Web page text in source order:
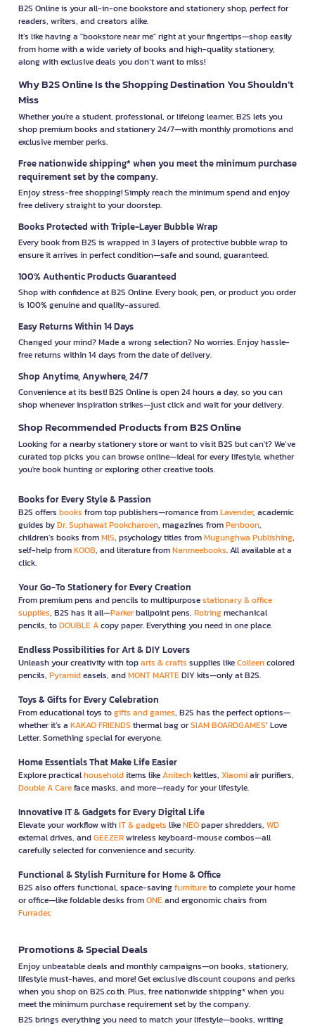
B2S Online is your all-in-one bookstore and stationery shop, perfect for
readers, writers, and creators alike.
It’s like having a "bookstore near me" right at your fingertips—shop easily
from home with a wide variety of books and high-quality stationery,
along with exclusive deals you don’t want to miss!
Why B2S Online Is the Shopping Destination You Shouldn’t
Miss
Whether you're a student, professional, or lifelong learner, B2S lets you
shop premium books and stationery 24/7—with monthly promotions and
exclusive member perks.
Free nationwide shipping* when you meet the minimum purchase
requirement set by the company.
Enjoy stress-free shopping! Simply reach the minimum spend and enjoy
free delivery straight to your doorstep.
Books Protected with Triple-Layer Bubble Wrap
Every book from B2S is wrapped in 3 layers of protective bubble wrap to
ensure it arrives in perfect condition—safe and sound, guaranteed.
100% Authentic Products Guaranteed
Shop with confidence at B2S Online. Every book, pen, or product you order
is 100% genuine and quality-assured.
Easy Returns Within 14 Days
Changed your mind? Made a wrong selection? No worries. Enjoy hassle-
free returns within 14 days from the date of delivery.
Shop Anytime, Anywhere, 24/7
Convenience at its best! B2S Online is open 24 hours a day, so you can
shop whenever inspiration strikes—just click and wait for your delivery.
Shop Recommended Products from B2S Online
Looking for a nearby stationery store or want to visit B2S but can't? We’ve
curated top picks you can browse online—ideal for every lifestyle, whether
you're book hunting or exploring other creative tools.
Books for Every Style & Passion
B2S offers books from top publishers—romance fromLavender, academic
guides byDr. Suphawat Pookcharoen, magazines fromPenboon,
children’s books fromMIS, psychology titles fromMugunghwa Publishing,
self-help fromKOOB, and literature fromNanmeebooks. All available at a
click.
Your Go-To Stationery for Every Creation
From premium pens and pencils to multipurposestationary & office
supplies, B2S has it all—Parkerballpoint pens, Rotringmechanical
pencils, toDOUBLE Acopy paper. Everything you need in one place.
Endless Possibilities for Art & DIY Lovers
Unleash your creativity with toparts & crafts supplies likeColleencolored
pencils, Pyramideasels, andMONT MARTEDIY kits—only at B2S.
Toys & Gifts for Every Celebration
From educational toys togifts and games, B2S has the perfect options—
whether it’s a KAKAO FRIENDS thermal bag orSIAM BOARDGAMES’ Love
Letter. Something special for everyone.
Home Essentials That Make Life Easier
Explore practicalhouseholditems likeAnitechkettles, Xiaomiair purifiers,
Double A Careface masks, and more—ready for your lifestyle.
Innovative IT & Gadgets for Every Digital Life
Elevate your workflow withIT & gadgets likeNEOpaper shredders, WD
external drives, andGEEZERwireless keyboard-mouse combos—all
carefully selected for convenience and security.
Functional & Stylish Furniture for Home & Office
B2S also offers functional, space-savingfurnitureto complete your home
or office—like foldable desks fromONEand ergonomic chairs from
Furradec
Promotions & Special Deals
Enjoy unbeatable deals and monthly campaigns—on books, stationery,
lifestyle must-haves, and more! Get exclusive discount coupons and perks
when you shop on B2S.co.th. Plus, free nationwide shipping* when you
meet the minimum purchase requirement set by the company.
B2S brings everything you need to match your lifestyle—books, writing